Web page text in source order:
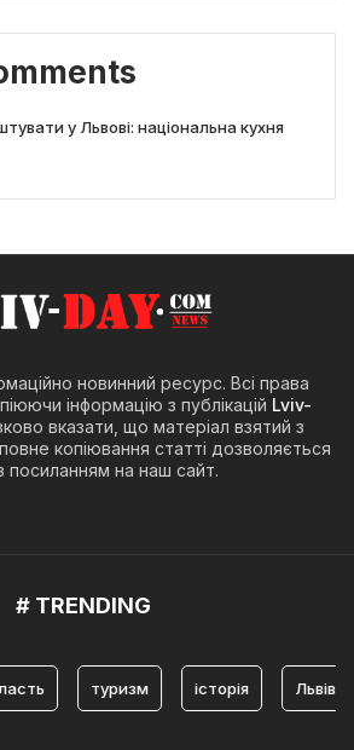
у Львові: національна кухня
новинний ресурс. Всі права
інформацію з публікацій Lviv-
вказати, що матеріал взятий з
копіювання статті дозволяється
посиланням на наш сайт.
# TRENDING
туризм історія Львів